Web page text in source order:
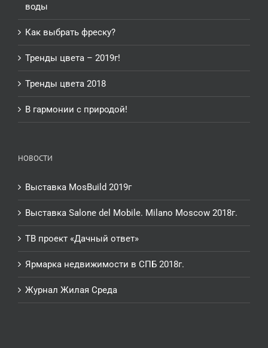
воды
Как выбрать фреску?
Тренды цвета – 2019г!
Тренды цвета 2018
В гармонии с природой!
НОВОСТИ
Выставка MosBuild 2019г
Выставка Salone del Mobile. Milano Moscow 2018г.
ТВ проект «Дачный ответ»
Ярмарка недвижимости в СПБ 2018г.
Журнал Жилая Среда